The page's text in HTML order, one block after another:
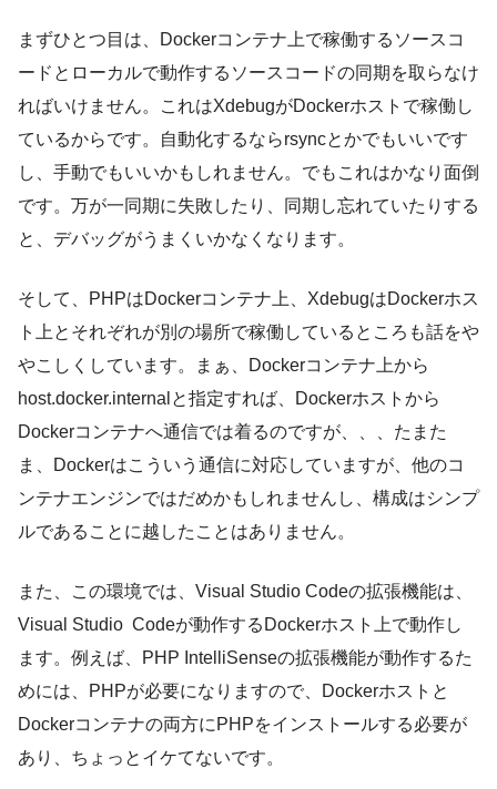
まずひとつ目は、Dockerコンテナ上で稼働するソースコ
ードとローカルで動作するソースコードの同期を取らなけ
ればいけません。これはXdebugがDockerホストで稼働し
ているからです。自動化するならrsyncとかでもいいです
し、手動でもいいかもしれません。でもこれはかなり面倒
です。万が一同期に失敗したり、同期し忘れていたりする
と、デバッグがうまくいかなくなります。
そして、PHPはDockerコンテナ上、XdebugはDockerホス
ト上とそれぞれが別の場所で稼働しているところも話をや
やこしくしています。まぁ、Dockerコンテナ上から
host.docker.internalと指定すれば、Dockerホストから
Dockerコンテナへ通信では着るのですが、、、たまた
ま、Dockerはこういう通信に対応していますが、他のコ
ンテナエンジンではだめかもしれませんし、構成はシンプ
ルであることに越したことはありません。
また、この環境では、Visual Studio Codeの拡張機能は、
Visual Studio Codeが動作するDockerホスト上で動作し
ます。例えば、PHP IntelliSenseの拡張機能が動作するた
めには、PHPが必要になりますので、Dockerホストと
Dockerコンテナの両方にPHPをインストールする必要が
あり、ちょっとイケてないです。